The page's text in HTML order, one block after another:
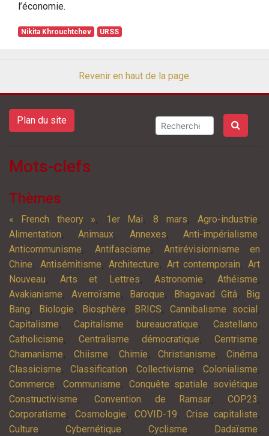
l’économie.
Nikita Khrouchtchev URSS
Revenir en haut de la page.
Plan du site
Mots-clefs
Thèmes
« French theory », 1er Mai,8 mars, Agro-industrie,
Alimentation, Animaux,Annexes,Anti-impérialisme,
Anticommunisme, Antifascisme, Antirévisionnisme en
Chine, Antisémitisme,Architecture, Art contemporain,Art
Nouveau,Arts et Lettres, Astronomie,Athéisme,
Avakianisme,Averroïsme, Baroque, Bhagavad Gîtâ,
Big
Bang, Biologie, Biosphère, BRICS,Cannibalisme social ,
Capitalisme,Capitalisme bureaucratique,Castellano,
Catholicisme,Centralisme démocratique,Centrisme,
Chamanisme, Chiisme, Chimie,Christianisme, Cinéma,
Classicisme, Classification, Collectivisme, Colonialisme,
Commerce, Communisme, Conquête spatiale soviétique,
Constructivisme, Convention de Ramsar, COP23 ,
Corporatisme, Cosmologie, COVID-19, Crise capitaliste,
Culture, Cybernétique, Cyclisme, Dadaïsme,